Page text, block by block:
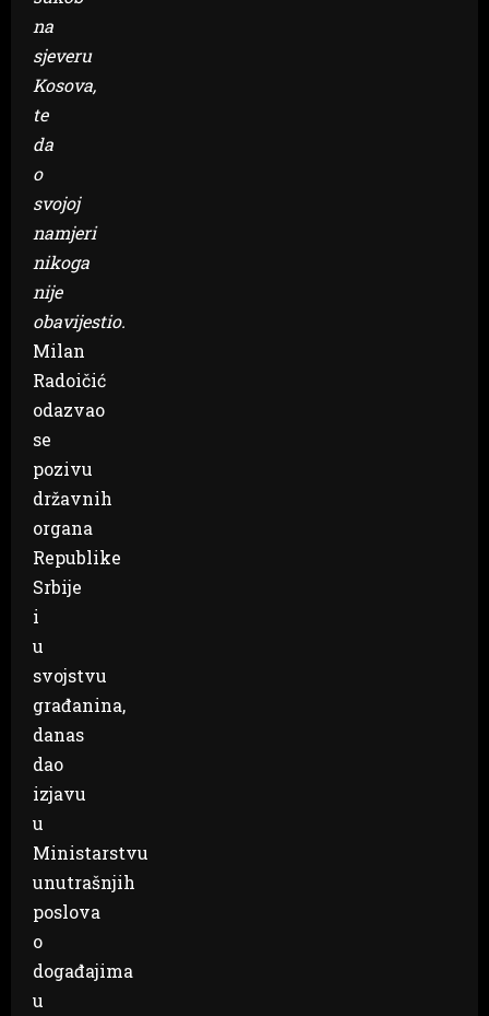
na
sjeveru
Kosova,
te
da
o
svojoj
namjeri
nikoga
nije
obavijestio.
Milan
Radoičić
odazvao
se
pozivu
državnih
organa
Republike
Srbije
i
u
svojstvu
građanina,
danas
dao
izjavu
u
Ministarstvu
unutrašnjih
poslova
o
događajima
u